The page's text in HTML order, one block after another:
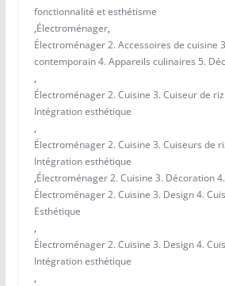
fonctionnalité et esthétisme
,Électroménager,
Électroménager 2. Accessoires de cuisine
contemporain 4. Appareils culinaires 5.
,
Électroménager 2. Cuisine 3. Cuiseur de
Intégration esthétique
,
Électroménager 2. Cuisine 3. Cuiseurs de
Intégration esthétique
,Électroménager 2. Cuisine 3. Décoration
Électroménager 2. Cuisine 3. Design 4.
Esthétique
,
Électroménager 2. Cuisine 3. Design 4.
Intégration esthétique
,